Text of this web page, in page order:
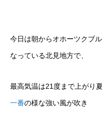
今日は朝からオホーツクブ
なっている北見地方で、
最高気温は21度まで上がり
一番の様な強い風が吹き